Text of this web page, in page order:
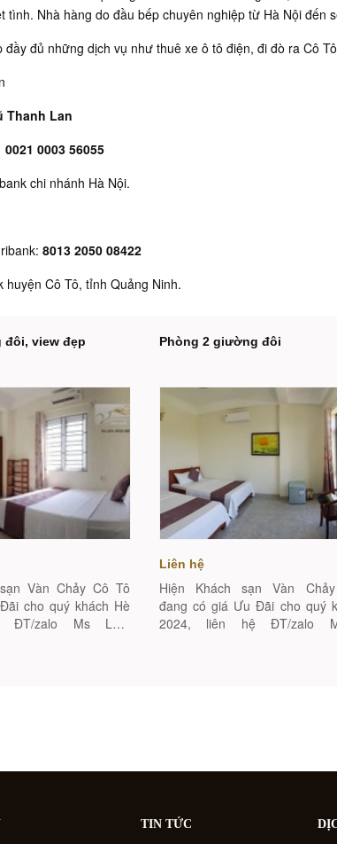
tình. Nhà hàng do đầu bếp chuyên nghiệp từ Hà Nội đến
đầy đủ những dịch vụ như thuê xe ô tô điện, đi đò ra Cô
Thanh Lan
0021 0003 56055
chi nhánh Hà Nội.
8013 2050 08422
huyện Cô Tô, tỉnh Quảng Ninh.
đôi, view đẹp
Vàn Chảy Cô Tô
cho quý khách Hè
zalo Ms Lan:
Phòng 2 giường đôi
Liên hệ
Hiện Khách sạn Vàn
đang có giá Ưu Đãi cho quý
2024, liên hệ ĐT/zalo
TIN TỨC